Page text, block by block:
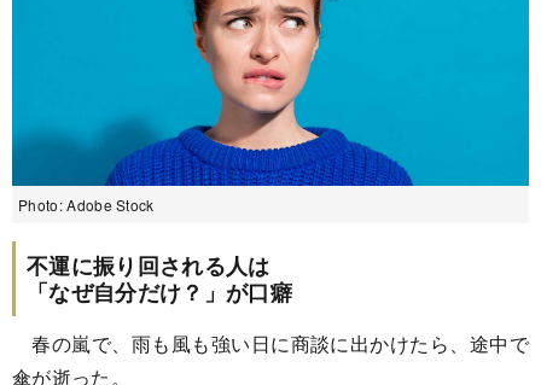
Photo: Adobe Stock
不運に振り回される人は
「なぜ自分だけ？」が口癖
春の嵐で、雨も風も強い日に商談に出かけたら、途中で
傘が逝った。